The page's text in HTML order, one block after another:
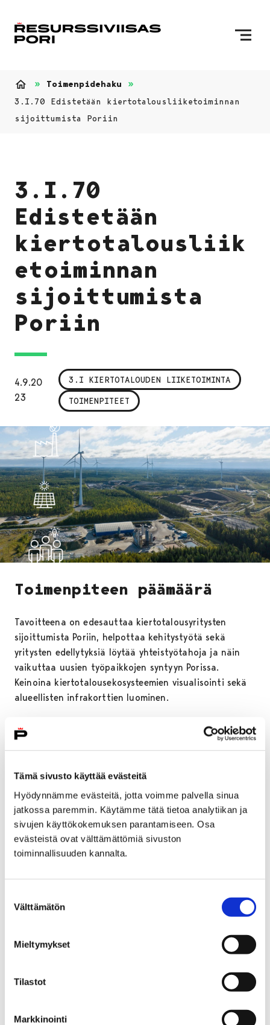
Tämä sivusto käyttää evästeitä
Hyödynnämme evästeitä, jotta voimme palvella sinua
jatkossa paremmin. Käytämme tätä tietoa analytiikan ja
sivujen käyttökokemuksen parantamiseen. Osa
evästeistä ovat välttämättömiä sivuston
toiminnallisuuden kannalta.
valinta
Välttämätön
Mieltymykset
Tilastot
Markkinointi
Toimenpidehaku
3.I.70 Edistetään kiertotalousliiketoiminnan
sijoittumista Poriin
3.I.70
Edistetään
kiertotalousliik
etoiminnan
sijoittumista
Poriin
4.9.20
23
3.I KIERTOTALOUDEN LIIKETOIMINTA
TOIMENPITEET
Toimenpiteen päämäärä
Tavoitteena on edesauttaa kiertotalousyritysten
sijoittumista Poriin, helpottaa kehitystyötä sekä
yritysten edellytyksiä löytää yhteistyötahoja ja näin
vaikuttaa uusien työpaikkojen syntyyn Porissa.
Keinoina kiertotalousekosysteemien visualisointi sekä
alueellisten infrakorttien luominen.
Miksi tärkeää?
Ohita upote